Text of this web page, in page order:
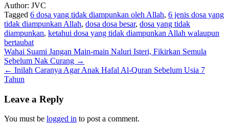
Author: JVC
Tagged 6 dosa yang tidak diampunkan oleh Allah, 6 jenis dosa yang
tidak diampunkan Allah, dosa dosa besar, dosa yang tidak
diampunkan, ketahui dosa yang tidak diampunkan Allah walaupun
bertaubat
Post
navigation
Wahai Suami Jangan Main-main Naluri Isteri, Fikirkan Semula
Sebelum Nak Curang →
← Inilah Caranya Agar Anak Hafal Al-Quran Sebelum Usia 7
Tahun
Leave a Reply
You must be logged in to post a comment.